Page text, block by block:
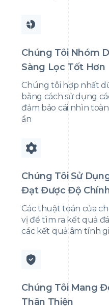
Chúng Tôi Nhóm
Sàng Lọc Tốt Hơn
Chúng tôi hợp nhất
bằng cách sử dụng
đảm bảo cái nhìn
ẩn
Chúng Tôi Sử
Đạt Được Độ
Các thuật toán của
vị để tìm ra kết quả
các kết quả âm tính
Chúng Tôi Mang
Thân Thiện